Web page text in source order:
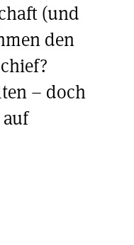
(und
den
– doch